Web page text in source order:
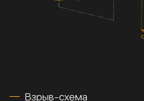
Взрыв-схема